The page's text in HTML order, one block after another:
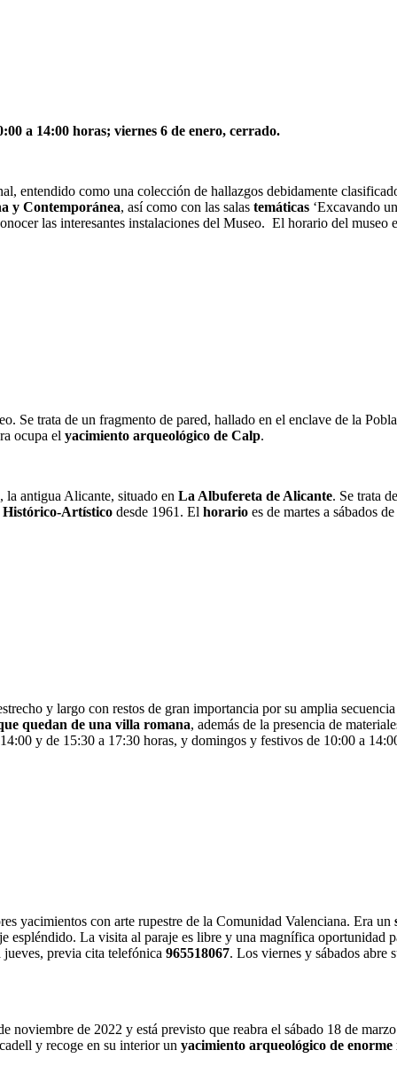
a 14:00 horas; viernes 6 de enero, cerrado.
entendido como una colección de hallazgos debidamente
y Contemporánea, así como con las salas temáticas ‘Excavando
las interesantes instalaciones del Museo. El horario del museo
Se trata de un fragmento de pared, hallado en el enclave de la
ocupa el yacimiento arqueológico de Calp.
, la antigua Alicante, situado en La Albufereta de Alicante. Se trata
Artístico desde 1961. El horario es de martes a sábados
y largo con restos de gran importancia por su amplia
quedan de una villa romana, además de la presencia de
14:00 y de 15:30 a 17:30 horas, y domingos y festivos de 10:00 a
yacimientos con arte rupestre de la Comunidad Valenciana. Era un
espléndido. La visita al paraje es libre y una magnífica oportunidad
previa cita telefónica 965518067. Los viernes y sábados abre
noviembre de 2022 y está previsto que reabra el sábado 18 de
y recoge en su interior un yacimiento arqueológico de